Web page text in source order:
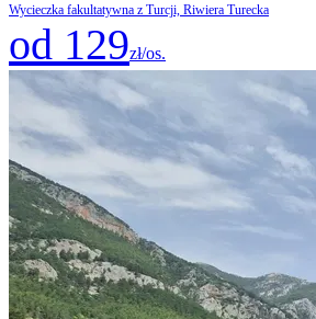
Wycieczka fakultatywna z Turcji, Riwiera Turecka
od 129zł/os.